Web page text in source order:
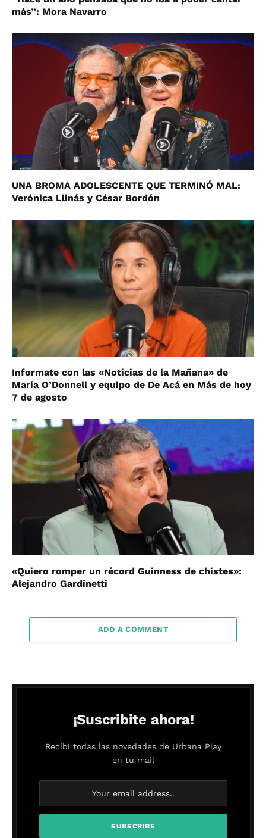
más”: Mora Navarro
UNA BROMA ADOLESCENTE QUE TERMINÓ MAL:
Verónica Llinás y César Bordón
Informate con las «Noticias de la Mañana» de
María O’Donnell y equipo de De Acá en Más de hoy
7 de agosto
«Quiero romper un récord Guinness de chistes»:
Alejandro Gardinetti
ADD A COMMENT
¡Suscribite ahora!
Recibí todas las novedades de Urbana Play
en tu mail